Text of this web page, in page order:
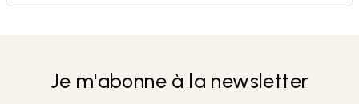
Je m'abonne à la newsletter